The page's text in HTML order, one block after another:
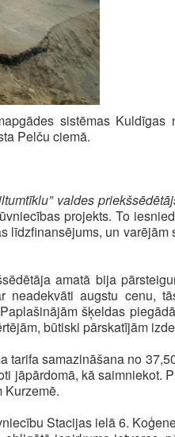
sistēmas
Pelču ciemā.
valdes
projekts. To
līdzfinansējums, un
amatā bija
neadekvāti augstu cenu,
šķeldas
būtiski pārskatījām
tarifa samazināšana no
jāpārdomā, kā saimniekot.
Kurzemē.
Stacijas ielā 6.